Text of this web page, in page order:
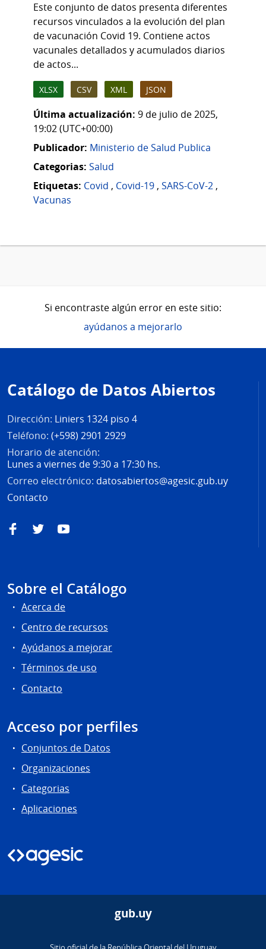
Este conjunto de datos presenta diferentes
recursos vinculados a la evolución del plan
de vacunación Covid 19. Contiene actos
vacunales detallados y acumulados diarios
de actos...
XLSX CSV XML JSON
Última actualización: 9 de julio de 2025,
19:02 (UTC+00:00)
Publicador: Ministerio de Salud Publica
Categorias: Salud
Etiquetas: Covid , Covid-19 , SARS-CoV-2 ,
Vacunas
Si encontraste algún error en este sitio:
ayúdanos a mejorarlo
de
página
Catálogo de Datos Abiertos
Dirección: Liniers 1324 piso 4
Teléfono: (+598) 2901 2929
Horario de atención:
Lunes a viernes de 9:30 a 17:30 hs.
Correo electrónico: datosabiertos@agesic.gub.uy
Contacto
FacebookTwitterYouTube
Sobre el Catálogo
Acerca de
Centro de recursos
Ayúdanos a mejorar
Términos de uso
Contacto
Acceso por perfiles
Conjuntos de Datos
Organizaciones
Categorias
Aplicaciones
gub.uy